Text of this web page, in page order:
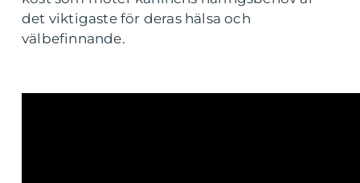
det viktigaste för deras hälsa och
välbefinnande.